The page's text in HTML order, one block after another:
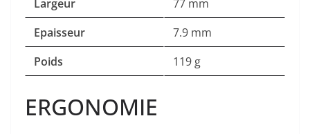
Largeur
77 mm
Epaisseur
7.9 mm
Poids
119 g
ERGONOMIE